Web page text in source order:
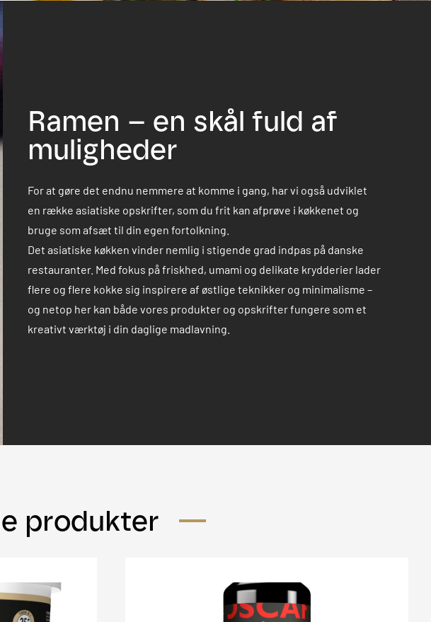
Ramen – en skål fuld af
muligheder
For at gøre det endnu nemmere at komme i gang, har vi også udviklet
en række asiatiske opskrifter, som du frit kan afprøve i køkkenet og
bruge som afsæt til din egen fortolkning.
Det asiatiske køkken vinder nemlig i stigende grad indpas på danske
restauranter. Med fokus på friskhed, umami og delikate krydderier lader
flere og flere kokke sig inspirere af østlige teknikker og minimalisme –
og netop her kan både vores produkter og opskrifter fungere som et
kreativt værktøj i din daglige madlavning.
produkter